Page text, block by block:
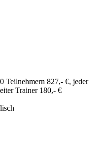
Teilnehmern 827,- €, jeder
Trainer 180,- €